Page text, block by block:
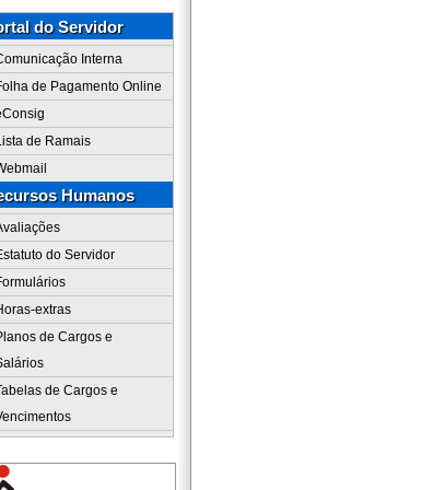
do Servidor
Interna
de Pagamento Online
de Ramais
Humanos
do Servidor
extras
de Cargos e
de Cargos e